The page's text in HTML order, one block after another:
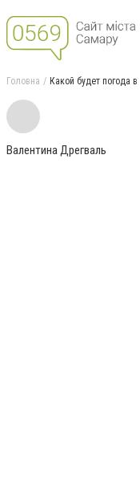
Головна Какой будет погода
Валентина Дрегваль